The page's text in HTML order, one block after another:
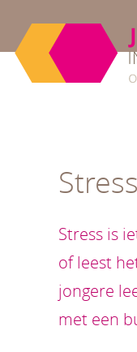
Stress is
of leest
jongere
met een